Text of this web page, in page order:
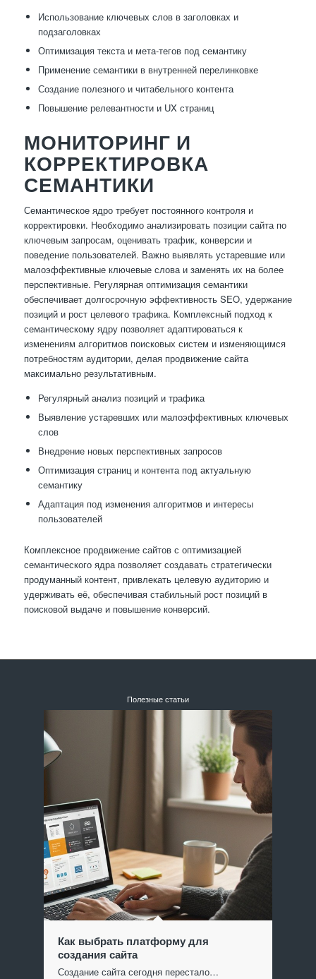
Использование ключевых слов в заголовках и
подзаголовках
Оптимизация текста и мета-тегов под семантику
Применение семантики в внутренней перелинковке
Создание полезного и читабельного контента
Повышение релевантности и UX страниц
МОНИТОРИНГ И
КОРРЕКТИРОВКА
СЕМАНТИКИ
Семантическое ядро требует постоянного контроля и
корректировки. Необходимо анализировать позиции сайта по
ключевым запросам, оценивать трафик, конверсии и
поведение пользователей. Важно выявлять устаревшие или
малоэффективные ключевые слова и заменять их на более
перспективные. Регулярная оптимизация семантики
обеспечивает долгосрочную эффективность SEO, удержание
позиций и рост целевого трафика. Комплексный подход к
семантическому ядру позволяет адаптироваться к
изменениям алгоритмов поисковых систем и изменяющимся
потребностям аудитории, делая продвижение сайта
максимально результативным.
Регулярный анализ позиций и трафика
Выявление устаревших или малоэффективных ключевых
слов
Внедрение новых перспективных запросов
Оптимизация страниц и контента под актуальную
семантику
Адаптация под изменения алгоритмов и интересы
пользователей
Комплексное продвижение сайтов с оптимизацией
семантического ядра позволяет создавать стратегически
продуманный контент, привлекать целевую аудиторию и
удерживать её, обеспечивая стабильный рост позиций в
поисковой выдаче и повышение конверсий.
Полезные статьи
Как выбрать платформу для
создания сайта
Создание сайта сегодня перестало…